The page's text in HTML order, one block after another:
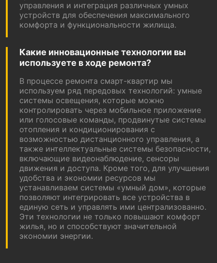
управления и интеграция различных умных
устройств для обеспечения максимального
комфорта и функциональности жилища.
Какие инновационные технологии вы
используете в ходе ремонта?
В процессе ремонта смарт-квартир мы
используем ряд передовых технологий: умные
системы освещения, которые можно
контролировать через мобильное приложение
или голосовые команды, продвинутые системы
отопления и кондиционирования с
возможностью дистанционного управления, а
также интеллектуальные системы безопасности,
включающие видеонаблюдение, сенсоры
движения и доступа. Кроме того, для улучшения
удобства и экономии ресурсов мы
устанавливаем системы «умный дом», которые
позволяют интегрировать все устройства в
единую сеть и управлять ими централизованно.
Эти технологии не только повышают комфорт
жилья, но и способствуют значительной
экономии энергии.